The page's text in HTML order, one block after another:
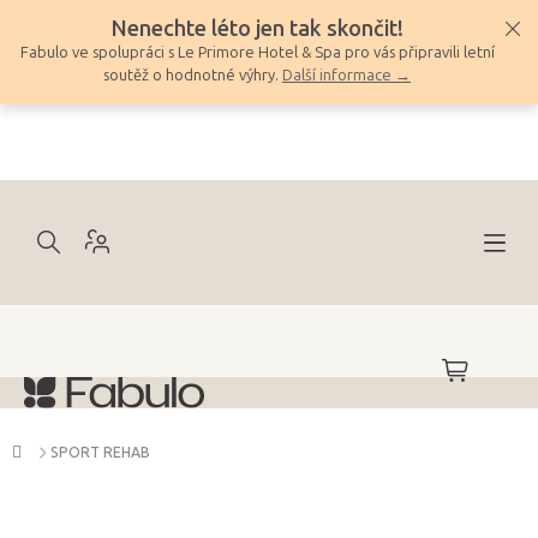
obsah
Nenechte léto jen tak skončit!
Fabulo ve spolupráci s Le Primore Hotel & Spa pro vás připravili letní
soutěž o hodnotné výhry. Další informace →
NÁKUPNÍ
KOŠÍK
Domů
SPORT REHAB